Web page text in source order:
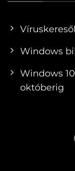
Windows
Windows
októberig